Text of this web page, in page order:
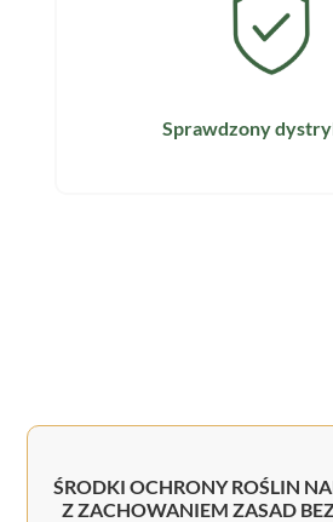
Sprawdzony
ŚRODKI OCHRONY ROŚLIN
Z ZACHOWANIEM ZASAD